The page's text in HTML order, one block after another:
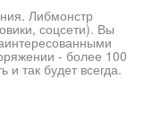
Либмонстр
соцсети). Вы
- более 100
и так будет всегда.